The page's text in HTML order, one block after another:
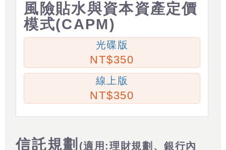
風險貼水與資本資產定價
模式(CAPM)
光碟版
350
線上版
350
信託規劃 (適用:理財規劃、銀行內